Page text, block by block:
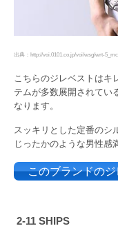
出典：http://voi.0101.co.jp/voi/wsg/wrt-
こちらのジレベストはキ
テムが多数展開されてい
なります。
スッキリとした定番のシ
じったかのような男性感
このブランドの
2-11 SHIPS